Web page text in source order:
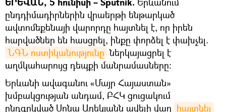
ընդդիմադիրներին վրաերթի ենթարկած
ավտոմեքենայի վարորդը հայտնել է, որ իրեն
հարվածներ են հասցրել, ինքը փորձել է փախչել.
ՆԳՆ ոստիկանությունը ներկայացրել է
աղմկահարույց դեպքի մանրամասները։
Երևանի ավագանու «Մայր Հայաստան»
խմբակցության անդամ, ԲՀԿ ցուցակում
ընդգրկված Սոնա Աղեկյանն ավելի վաղ հայտնել